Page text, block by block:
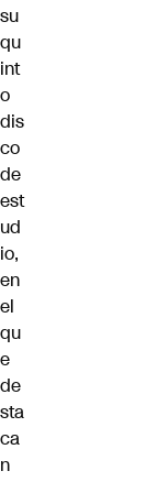
su
qu
int
o
dis
co
de
est
ud
io,
en
el
qu
e
de
sta
ca
n